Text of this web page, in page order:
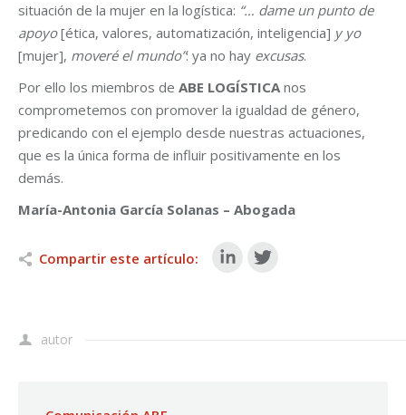
situación de la mujer en la logística: “… dame un punto de
apoyo[ética, valores, automatización, inteligencia] y yo
[mujer], moveré el mundo”: ya no hay excusas.
Por ello los miembros de ABE LOGÍSTICA nos
comprometemos con promover la igualdad de género,
predicando con el ejemplo desde nuestras actuaciones,
que es la única forma de influir positivamente en los
demás.
María-Antonia García Solanas – Abogada
Compartir este artículo:
autor